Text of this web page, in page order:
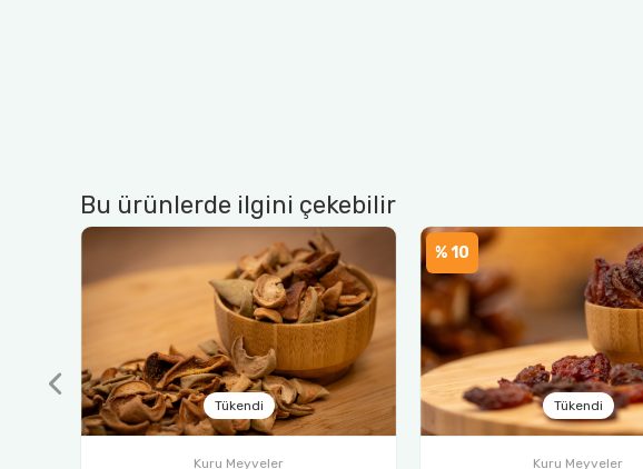
Bu ürünlerde ilgini çekebilir
Tükendi
Kuru Meyveler Kuru Meyveler